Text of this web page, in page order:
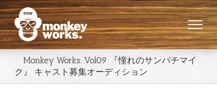
Skip
to
content
Monkey Works. Vol09 『憧れのサンパチマイ
ク』 キャスト募集オーディション